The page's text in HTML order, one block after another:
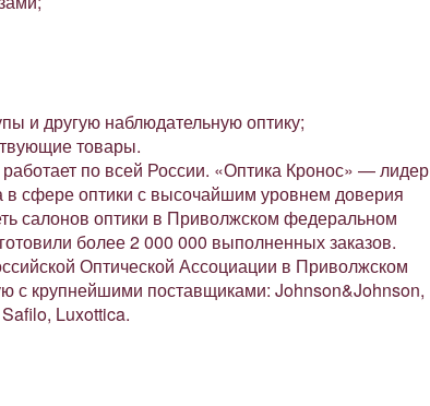
и другую наблюдательную оптику;
товары.
по всей России. «Оптика Кронос» — лидер
в сфере оптики с высочайшим уровнем доверия
салонов оптики в Приволжском федеральном
более 2 000 000 выполненных заказов.
Оптической Ассоциации в Приволжском
с крупнейшими поставщиками: Johnson&Johnson,
Luxottica.